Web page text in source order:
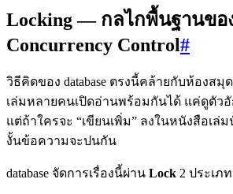
Locking — กลไกพื้นฐานขอ
Concurrency Control#
วิธีคิดของ database ตรงนี้คล้ายกับห้องส
เล่มหลายคนเปิดอ่านพร้อมกันได้ แค่ดูตัว
แต่ถ้าใครจะ “เขียนเพิ่ม” ลงในหนังสือเล่
งั้นข้อความจะปนกัน
database จัดการเรื่องนี้ผ่าน Lock 2 ประเภ